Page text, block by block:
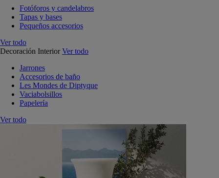
Fotóforos y candelabros
Tapas y bases
Pequeños accesorios
Ver todo
Decoración Interior Ver todo
Jarrones
Accesorios de baño
Les Mondes de Diptyque
Vaciabolsillos
Papelería
Ver todo